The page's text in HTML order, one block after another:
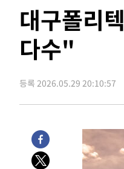
-11707초 전 >극한폭염 한
주 날씨]
-8725초 전 >축구협회 "압수
-7242초 전 >
3시간 전 >[속보]뉴욕증시
-32057초 전 >[속보]이강인 "
-30808초 전 >
온열질환 사
-24753초 전 >
강릉에 시간
대구폴리
다수"
등록 2026.05.29 20:10:57